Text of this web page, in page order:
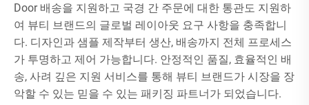
Door 배송을 지원하고 국경 간 주문에 대한 통관도 지원하
여 뷰티 브랜드의 글로벌 레이아웃 요구 사항을 충족합니
다. 디자인과 샘플 제작부터 생산, 배송까지 전체 프로세스
가 투명하고 제어 가능합니다. 안정적인 품질, 효율적인 배
송, 사려 깊은 지원 서비스를 통해 뷰티 브랜드가 시장을 장
악할 수 있는 믿을 수 있는 패키징 파트너가 되었습니다.